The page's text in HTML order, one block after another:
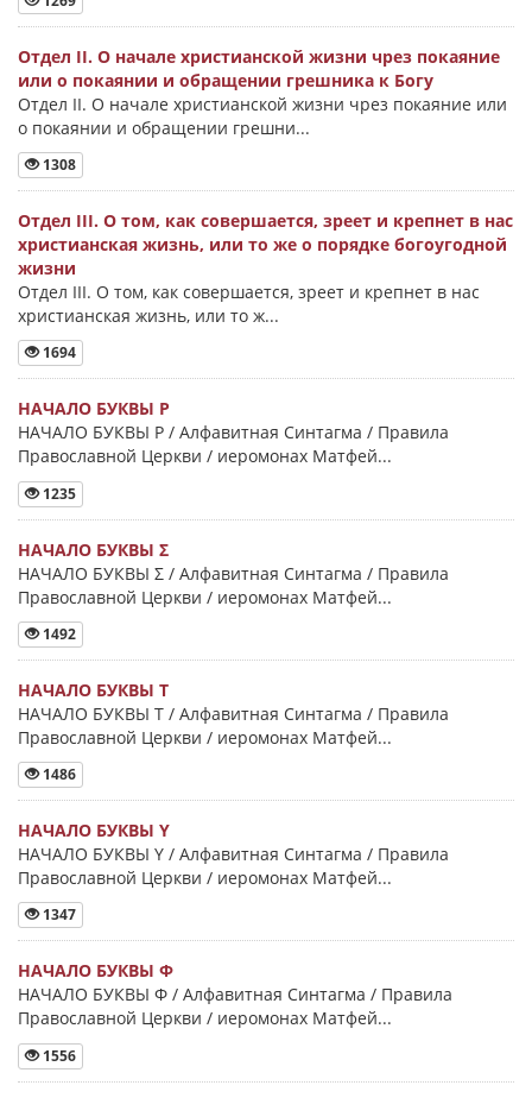
Отдел II. О начале христианской жизни чрез покаяние
или о покаянии и обращении грешника к Богу
Отдел II. О начале христианской жизни чрез покаяние или
о покаянии и обращении грешни...
1308
Отдел III. О том, как совершается, зреет и крепнет в нас
христианская жизнь, или то же о порядке богоугодной
жизни
Отдел III. О том, как совершается, зреет и крепнет в нас
христианская жизнь, или то ж...
1694
НАЧАЛО БУКВЫ Ρ
НАЧАЛО БУКВЫ Ρ / Алфавитная Синтагма / Правила
Православной Церкви / иеромонах Матфей...
1235
НАЧАЛО БУКВЫ Σ
НАЧАЛО БУКВЫ Σ / Алфавитная Синтагма / Правила
Православной Церкви / иеромонах Матфей...
1492
НАЧАЛО БУКВЫ Τ
НАЧАЛО БУКВЫ Τ / Алфавитная Синтагма / Правила
Православной Церкви / иеромонах Матфей...
1486
НАЧАЛО БУКВЫ Y
НАЧАЛО БУКВЫ Y / Алфавитная Синтагма / Правила
Православной Церкви / иеромонах Матфей...
1347
НАЧАЛО БУКВЫ Φ
НАЧАЛО БУКВЫ Φ / Алфавитная Синтагма / Правила
Православной Церкви / иеромонах Матфей...
1556